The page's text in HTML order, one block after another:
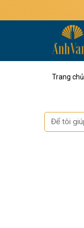
qua
Trang chủ
Tìm
kiếm: